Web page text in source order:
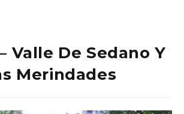
Valle De Sedano Y
Merindades